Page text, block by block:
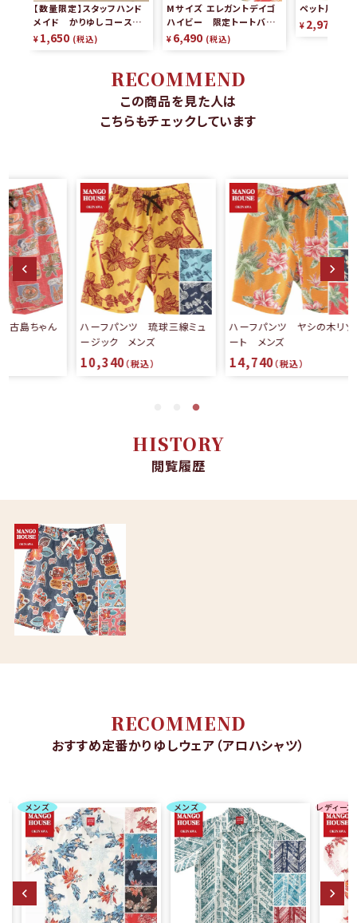
【数量限定】スタッフハンド
メイド かりゆしコースタ
ー（2枚組）
¥ 1,650 税込
Mサイズ エレガントデイゴ
ハイビー 限定トートバッグ
リバーシブル
¥ 6,490 税込
ペット用かり
¥ 2,970
RECOMMEND
この商品を見た人は
こちらもチェックしています
ハーフパンツ 琉球三線ミュ
ージック メンズ
（税込）
ハーフパンツ ヤシの木リゾ
ート メンズ
（税込）
HISTORY
閲覧履歴
RECOMMEND
おすすめ定番かりゆしウェア（アロハシャツ）
メンズ メンズ レディース